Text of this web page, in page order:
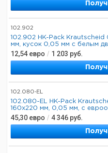
102.902
102.902 HK-Pack
мм, кусок 0,05 мм с белым
12,54 евро / 1 203 руб.
102.080-EL
102.080-EL HK-Pack
160x220 мм, 0,05 мм, с
45,30 евро / 4 346 руб.